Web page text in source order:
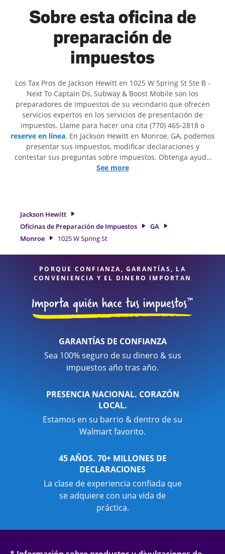
Sobre esta oficina de
preparación de
impuestos
Los Tax Pros de Jackson Hewitt en 1025 W Spring St Ste B -
Next To Captain Ds, Subway & Boost Mobile son ​​los
preparadores de impuestos de su vecindario que ofrecen
servicios expertos en los servicios de presentación de
impuestos. Llame para hacer una cita (770) 465-2818 o
reserve en línea. En Jackson Hewitt en Monroe, GA, podemos
presentar sus impuestos, modificar declaraciones y
contestar sus preguntas sobre impuestos. Obtenga ayuda
para presentar declaraciones de impuestos simples o
obtenerle el reembolso de impuestos más grande. Si
necesita servicios de preparación de impuestos en Monroe,
GA, la ubicación de Jackson Hewitt en 1025 W Spring St Ste B
es una opción excelente. Con nuestros expertos
impuestos están en manos expertas.
See more
Jackson Hewitt
Oficinas de Preparación de Impuestos
GA
Monroe
1025 W Spring St
PORQUE CONFIANZA, GARANTÍAS, LA
CONVENIENCIA Y EL DINERO IMPORTAN
GARANTÍAS DE CONFIANZA
Sea 100% seguro de su dinero & sus
impuestos año tras año.
PRESENCIA NACIONAL. CORAZÓN
LOCAL.
Estamos en su barrio & dentro de su
Walmart favorito.
45 AÑOS. 70+ MILLONES DE
DECLARACIONES
La clase de experiencia confiada que
se adquiere con una vida de
práctica.